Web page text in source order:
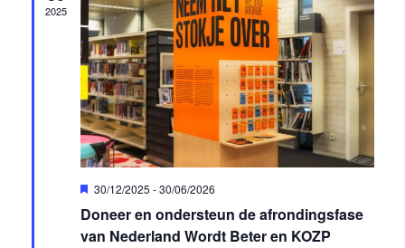
2025
Uitgelicht
30/12/2025 -30/06/2026
Doneer en ondersteun de afrondingsfase
van Nederland Wordt Beter en KOZP